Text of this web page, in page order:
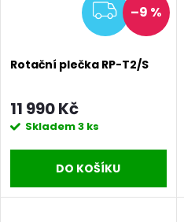
ZDARMA
–9 %
Rotační plečka RP-T2/S
11 990 Kč
Skladem3 ks
DO KOŠÍKU